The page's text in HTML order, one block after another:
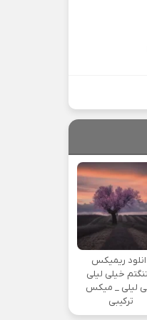
ریمیکس
خیلی لیلی
لیلی _ میکس
ترکیبی